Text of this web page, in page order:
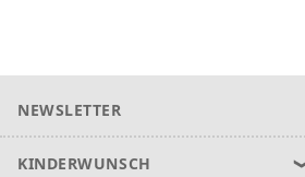
NEWSLETTER
KINDERWUNSCH